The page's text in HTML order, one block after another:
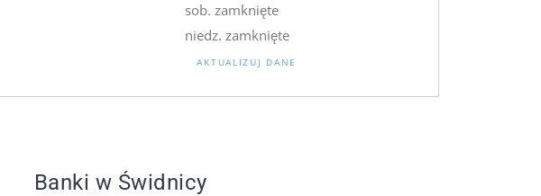
sob. zamknięte
niedz. zamknięte
AKTUALIZUJ DANE
Banki w Świdnicy